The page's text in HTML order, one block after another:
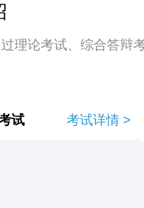
理论考试、综合答辩
试 考试详情 >